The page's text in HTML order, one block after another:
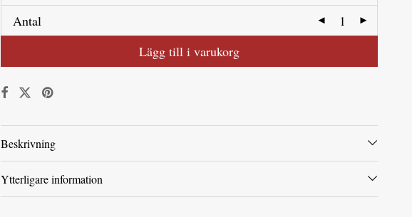
Antal
Lägg till i varukorg
Beskrivning
Ytterligare information